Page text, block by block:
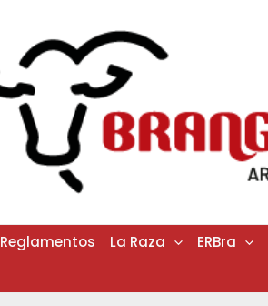
Reglamentos La Raza ERBra